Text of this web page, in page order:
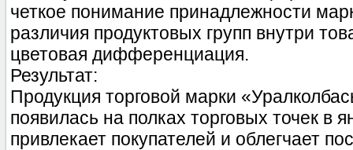
четкое понимание принадлежности
различия продуктовых групп внутри
цветовая дифференциация.
Результат:
Продукция торговой марки
появилась на полках торговых точек в
привлекает покупателей и облегчает